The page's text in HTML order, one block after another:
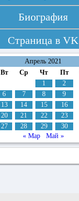
Биография
Страница в VK
Апрель 2021
Вт Ср Чт Пт
1
2
6 7 8 9
13 14 15 16
20 21 22 23
27 28 29
30
« Мар
Май »